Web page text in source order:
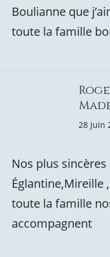
Boulianne que
toute la famille
28 Juin
Nos plus
Églantine,Mireille
toute la famille
accompagnent